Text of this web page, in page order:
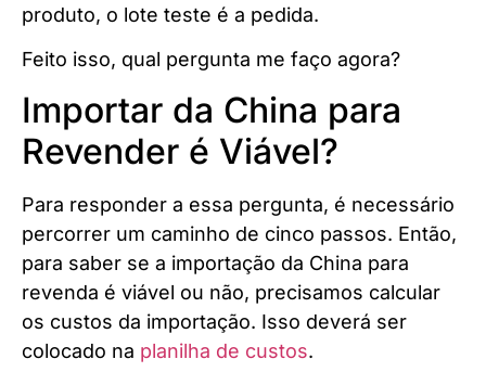
produto, o lote teste é a pedida.
Feito isso, qual pergunta me faço agora?
Importar da China para
Revender é Viável?
Para responder a essa pergunta, é necessário
percorrer um caminho de cinco passos. Então,
para saber se a importação da China para
revenda é viável ou não, precisamos calcular
os custos da importação. Isso deverá ser
colocado na planilha de custos.